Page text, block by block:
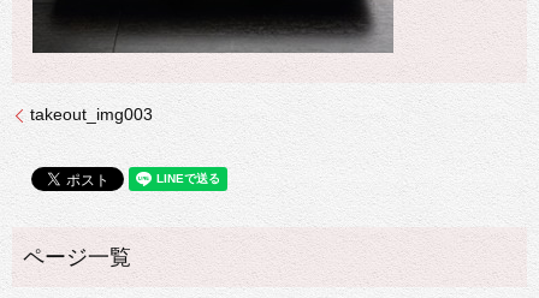
takeout_img003